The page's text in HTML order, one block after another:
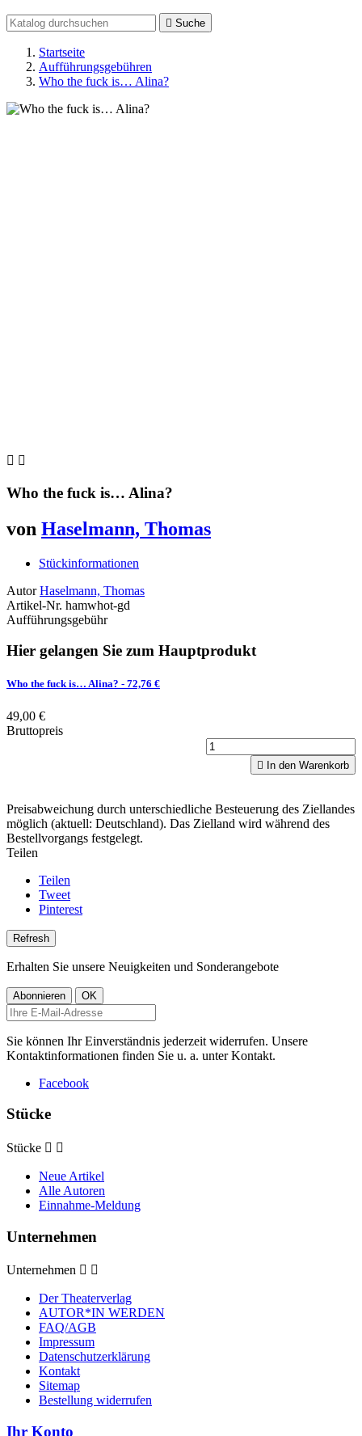
 Suche
Startseite
Aufführungsgebühren
Who the fuck is… Alina?
 
Who the fuck is… Alina?
von Haselmann, Thomas
Stückinformationen
Autor Haselmann, Thomas
Artikel-Nr. hamwhot-gd
Aufführungsgebühr
Hier gelangen Sie zum Hauptprodukt
Who the fuck is… Alina? - 72,76 €
49,00 €
Bruttopreis
 In den Warenkorb
Preisabweichung durch unterschiedliche Besteuerung des Ziellandes
möglich (aktuell: Deutschland). Das Zielland wird während des
Bestellvorgangs festgelegt.
Teilen
Teilen
Tweet
Pinterest
Erhalten Sie unsere Neuigkeiten und Sonderangebote
Sie können Ihr Einverständnis jederzeit widerrufen. Unsere
Kontaktinformationen finden Sie u. a. unter Kontakt.
Facebook
Stücke
Stücke  
Neue Artikel
Alle Autoren
Einnahme-Meldung
Unternehmen
Unternehmen  
Der Theaterverlag
AUTOR*IN WERDEN
FAQ/AGB
Impressum
Datenschutzerklärung
Kontakt
Sitemap
Bestellung widerrufen
Ihr Konto